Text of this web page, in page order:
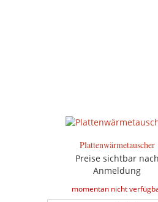
Plattenwärmetauscher
Preise sichtbar nach
Anmeldung
momentan nicht